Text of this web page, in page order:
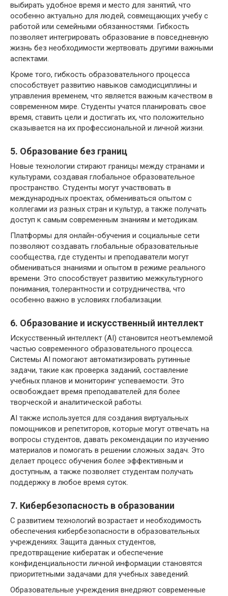
выбирать удобное время и место для занятий, что
особенно актуально для людей, совмещающих учебу с
работой или семейными обязанностями. Гибкость
позволяет интегрировать образование в повседневную
жизнь без необходимости жертвовать другими важными
аспектами.
Кроме того, гибкость образовательного процесса
способствует развитию навыков самодисциплины и
управления временем, что является важным качеством в
современном мире. Студенты учатся планировать свое
время, ставить цели и достигать их, что положительно
сказывается на их профессиональной и личной жизни.
5. Образование без границ
Новые технологии стирают границы между странами и
культурами, создавая глобальное образовательное
пространство. Студенты могут участвовать в
международных проектах, обмениваться опытом с
коллегами из разных стран и культур, а также получать
доступ к самым современным знаниям и методикам.
Платформы для онлайн-обучения и социальные сети
позволяют создавать глобальные образовательные
сообщества, где студенты и преподаватели могут
обмениваться знаниями и опытом в режиме реального
времени. Это способствует развитию межкультурного
понимания, толерантности и сотрудничества, что
особенно важно в условиях глобализации.
6. Образование и искусственный интеллект
Искусственный интеллект (AI) становится неотъемлемой
частью современного образовательного процесса.
Системы AI помогают автоматизировать рутинные
задачи, такие как проверка заданий, составление
учебных планов и мониторинг успеваемости. Это
освобождает время преподавателей для более
творческой и аналитической работы.
AI также используется для создания виртуальных
помощников и репетиторов, которые могут отвечать на
вопросы студентов, давать рекомендации по изучению
материалов и помогать в решении сложных задач. Это
делает процесс обучения более эффективным и
доступным, а также позволяет студентам получать
поддержку в любое время суток.
7. Кибербезопасность в образовании
С развитием технологий возрастает и необходимость
обеспечения кибербезопасности в образовательных
учреждениях. Защита данных студентов,
предотвращение кибератак и обеспечение
конфиденциальности личной информации становятся
приоритетными задачами для учебных заведений.
Образовательные учреждения внедряют современные